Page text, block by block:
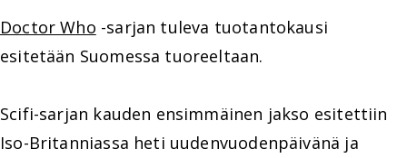
Doctor Who -sarjan tuleva tuotantokausi
esitetään Suomessa tuoreeltaan.
Scifi-sarjan kauden ensimmäinen jakso esitettiin
Iso-Britanniassa heti uudenvuodenpäivänä ja